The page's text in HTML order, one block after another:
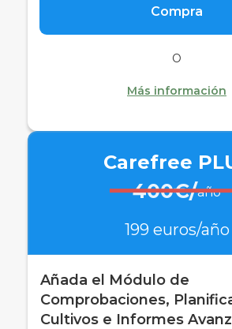
Compra
O
Más información
Carefree
400€/año
199 euros/año
Añada el Módulo de
Comprobaciones,
Cultivos e Informes